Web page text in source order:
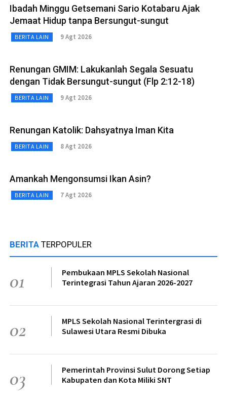
Ibadah Minggu Getsemani Sario Kotabaru Ajak
Jemaat Hidup tanpa Bersungut-sungut
BERITA LAIN 9 Agt 2026
Renungan GMIM: Lakukanlah Segala Sesuatu
dengan Tidak Bersungut-sungut (Flp 2:12-18)
BERITA LAIN 9 Agt 2026
Renungan Katolik: Dahsyatnya Iman Kita
BERITA LAIN 8 Agt 2026
Amankah Mengonsumsi Ikan Asin?
BERITA LAIN 7 Agt 2026
BERITA TERPOPULER
01
Pembukaan MPLS Sekolah Nasional
Terintegrasi Tahun Ajaran 2026-2027
02
MPLS Sekolah Nasional Terintergrasi di
Sulawesi Utara Resmi Dibuka
03
Pemerintah Provinsi Sulut Dorong Setiap
Kabupaten dan Kota Miliki SNT